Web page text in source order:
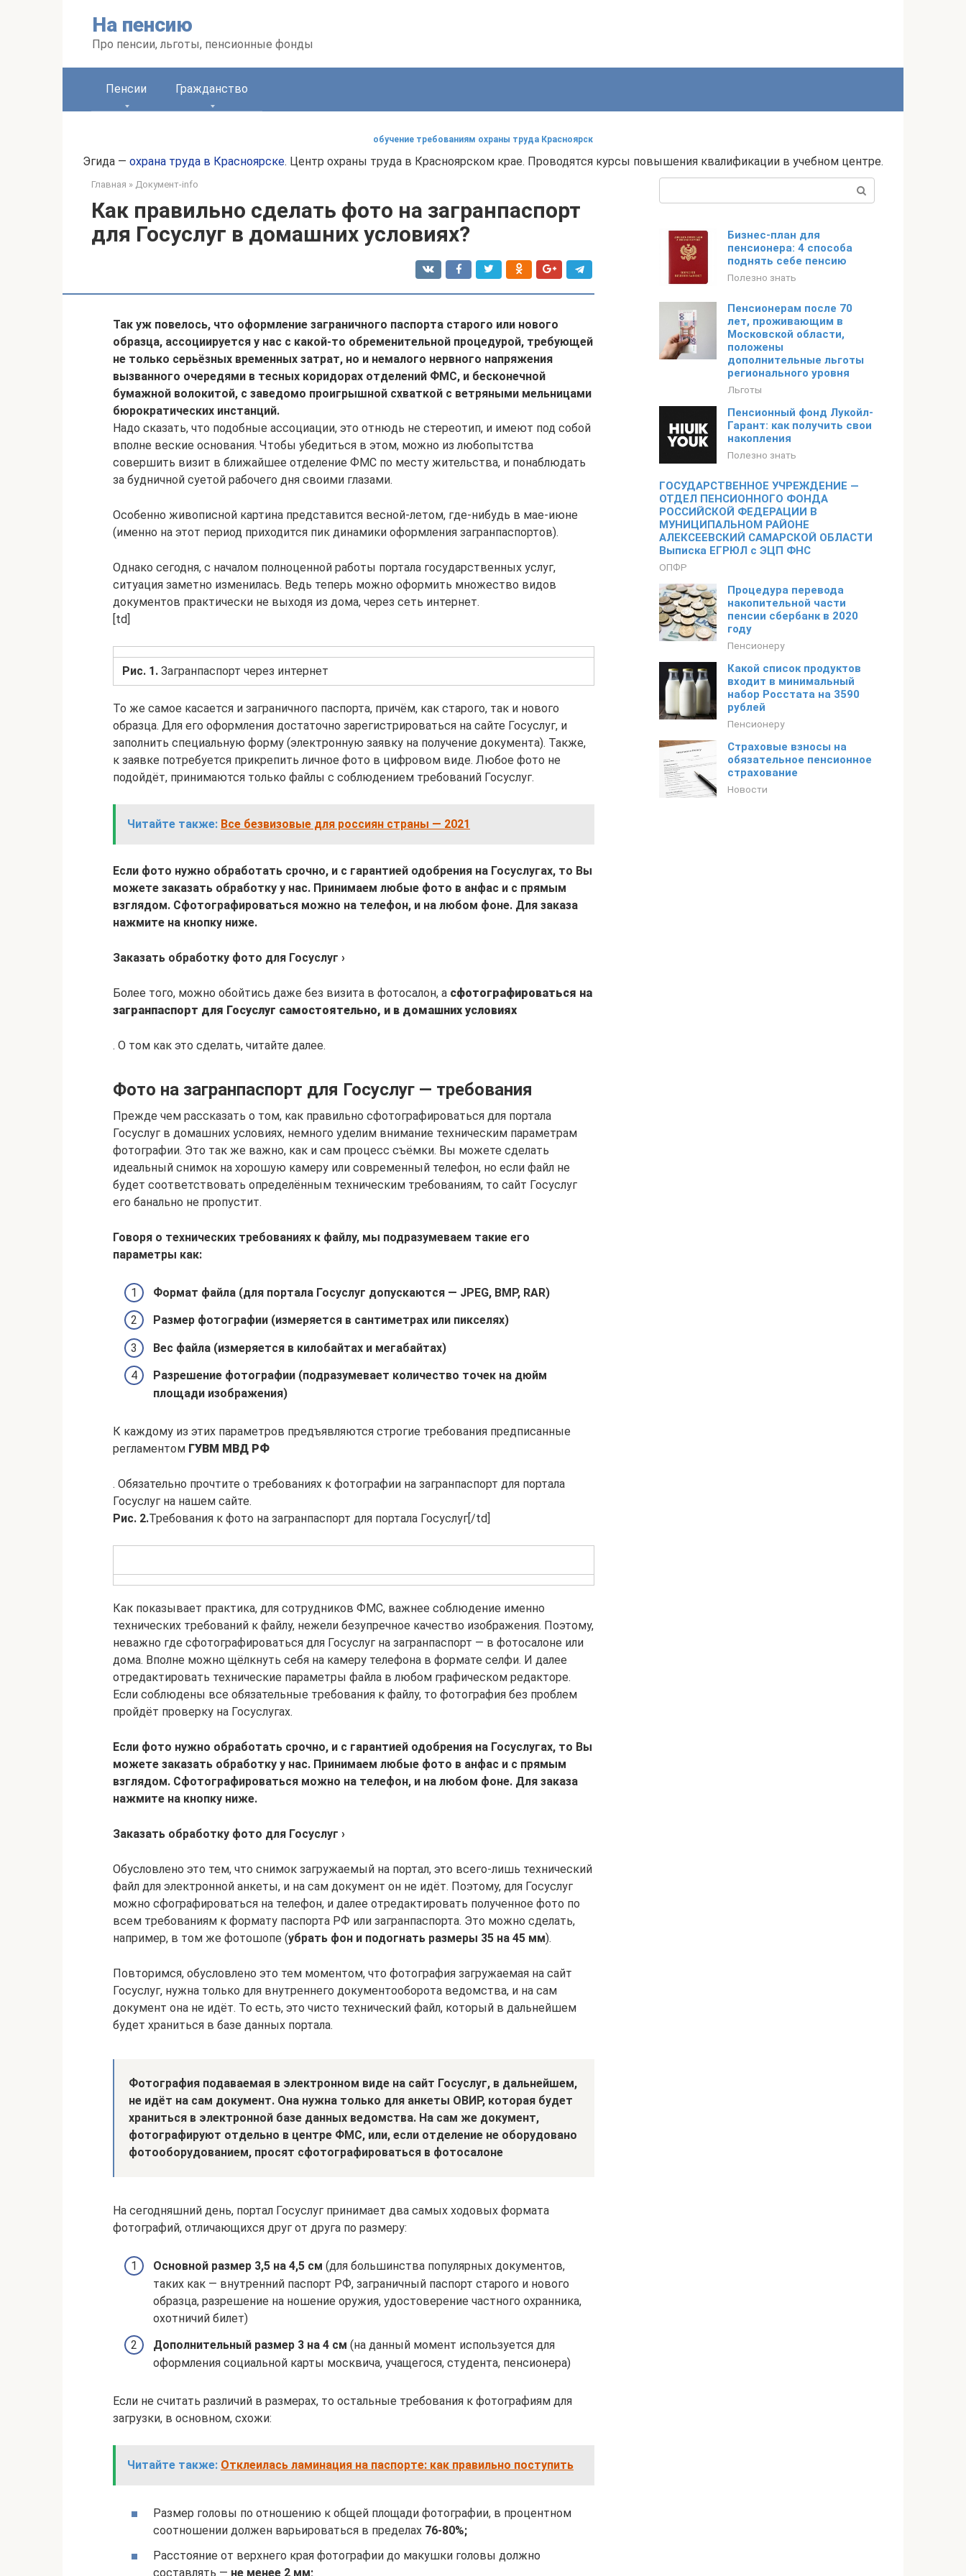
На пенсию
Про пенсии, льготы, пенсионные фонды
Пенсии Гражданство
обучение требованиям охраны труда Красноярск
Эгида — охрана труда в Красноярске. Центр охраны труда в Красноярском крае. Проводятся курсы повышения квалификации в учебном центре.
Главная » Документ-info
Как правильно сделать фото на загранпаспорт
для Госуслуг в домашних условиях?
Так уж повелось, что оформление заграничного паспорта старого или нового
образца, ассоциируется у нас с какой-то обременительной процедурой, требующей
не только серьёзных временных затрат, но и немалого нервного напряжения
вызванного очередями в тесных коридорах отделений ФМС, и бесконечной
бумажной волокитой, с заведомо проигрышной схваткой с ветряными мельницами
бюрократических инстанций.
Надо сказать, что подобные ассоциации, это отнюдь не стереотип, и имеют под собой
вполне веские основания. Чтобы убедиться в этом, можно из любопытства
совершить визит в ближайшее отделение ФМС по месту жительства, и понаблюдать
за будничной суетой рабочего дня своими глазами.
Особенно живописной картина представится весной-летом, где-нибудь в мае-июне
(именно на этот период приходится пик динамики оформления загранпаспортов).
Однако сегодня, с началом полноценной работы портала государственных услуг,
ситуация заметно изменилась. Ведь теперь можно оформить множество видов
документов практически не выходя из дома, через сеть интернет.
[td]
Рис. 1. Загранпаспорт через интернет
То же самое касается и заграничного паспорта, причём, как старого, так и нового
образца. Для его оформления достаточно зарегистрироваться на сайте Госуслуг, и
заполнить специальную форму (электронную заявку на получение документа). Также,
к заявке потребуется прикрепить личное фото в цифровом виде. Любое фото не
подойдёт, принимаются только файлы с соблюдением требований Госуслуг.
Читайте также: Все безвизовые для россиян страны — 2021
Если фото нужно обработать срочно, и с гарантией одобрения на Госуслугах, то Вы
можете заказать обработку у нас. Принимаем любые фото в анфас и с прямым
взглядом. Сфотографироваться можно на телефон, и на любом фоне. Для заказа
нажмите на кнопку ниже.
Заказать обработку фото для Госуслуг ›
Более того, можно обойтись даже без визита в фотосалон, а сфотографироваться на
загранпаспорт для Госуслуг самостоятельно, и в домашних условиях
. О том как это сделать, читайте далее.
Фото на загранпаспорт для Госуслуг — требования
Прежде чем рассказать о том, как правильно сфотографироваться для портала
Госуслуг в домашних условиях, немного уделим внимание техническим параметрам
фотографии. Это так же важно, как и сам процесс съёмки. Вы можете сделать
идеальный снимок на хорошую камеру или современный телефон, но если файл не
будет соответствовать определённым техническим требованиям, то сайт Госуслуг
его банально не пропустит.
Говоря о технических требованиях к файлу, мы подразумеваем такие его
параметры как:
Формат файла (для портала Госуслуг допускаются — JPEG, BMP, RAR)
Размер фотографии (измеряется в сантиметрах или пикселях)
Вес файла (измеряется в килобайтах и мегабайтах)
Разрешение фотографии (подразумевает количество точек на дюйм
площади изображения)
К каждому из этих параметров предъявляются строгие требования предписанные
регламентом ГУВМ МВД РФ
. Обязательно прочтите о требованиях к фотографии на загранпаспорт для портала
Госуслуг на нашем сайте.
Рис. 2.Требования к фото на загранпаспорт для портала Госуслуг[/td]
Как показывает практика, для сотрудников ФМС, важнее соблюдение именно
технических требований к файлу, нежели безупречное качество изображения. Поэтому,
неважно где сфотографироваться для Госуслуг на загранпаспорт — в фотосалоне или
дома. Вполне можно щёлкнуть себя на камеру телефона в формате селфи. И далее
отредактировать технические параметры файла в любом графическом редакторе.
Если соблюдены все обязательные требования к файлу, то фотография без проблем
пройдёт проверку на Госуслугах.
Если фото нужно обработать срочно, и с гарантией одобрения на Госуслугах, то Вы
можете заказать обработку у нас. Принимаем любые фото в анфас и с прямым
взглядом. Сфотографироваться можно на телефон, и на любом фоне. Для заказа
нажмите на кнопку ниже.
Заказать обработку фото для Госуслуг ›
Обусловлено это тем, что снимок загружаемый на портал, это всего-лишь технический
файл для электронной анкеты, и на сам документ он не идёт. Поэтому, для Госуслуг
можно сфографироваться на телефон, и далее отредактировать полученное фото по
всем требованиям к формату паспорта РФ или загранпаспорта. Это можно сделать,
например, в том же фотошопе (убрать фон и подогнать размеры 35 на 45 мм).
Повторимся, обусловлено это тем моментом, что фотография загружаемая на сайт
Госуслуг, нужна только для внутреннего документооборота ведомства, и на сам
документ она не идёт. То есть, это чисто технический файл, который в дальнейшем
будет храниться в базе данных портала.
Фотография подаваемая в электронном виде на сайт Госуслуг, в дальнейшем,
не идёт на сам документ. Она нужна только для анкеты ОВИР, которая будет
храниться в электронной базе данных ведомства. На сам же документ,
фотографируют отдельно в центре ФМС, или, если отделение не оборудовано
фотооборудованием, просят сфотографироваться в фотосалоне
На сегодняшний день, портал Госуслуг принимает два самых ходовых формата
фотографий, отличающихся друг от друга по размеру:
Основной размер 3,5 на 4,5 см (для большинства популярных документов,
таких как — внутренний паспорт РФ, заграничный паспорт старого и нового
образца, разрешение на ношение оружия, удостоверение частного охранника,
охотничий билет)
Дополнительный размер 3 на 4 см (на данный момент используется для
оформления социальной карты москвича, учащегося, студента, пенсионера)
Если не считать различий в размерах, то остальные требования к фотографиям для
загрузки, в основном, схожи:
Читайте также: Отклеилась ламинация на паспорте: как правильно поступить
Размер головы по отношению к общей площади фотографии, в процентном
соотношении должен варьироваться в пределах 76-80%;
Расстояние от верхнего края фотографии до макушки головы должно
составлять — не менее 2 мм;
Бизнес-план для
пенсионера: 4 способа
поднять себе пенсию
Полезно знать
Пенсионерам после 70
лет, проживающим в
Московской области,
положены
дополнительные льготы
регионального уровня
Льготы
Пенсионный фонд Лукойл-
Гарант: как получить свои
накопления
Полезно знать
ГОСУДАРСТВЕННОЕ УЧРЕЖДЕНИЕ —
ОТДЕЛ ПЕНСИОННОГО ФОНДА
РОССИЙСКОЙ ФЕДЕРАЦИИ В
МУНИЦИПАЛЬНОМ РАЙОНЕ
АЛЕКСЕЕВСКИЙ САМАРСКОЙ ОБЛАСТИ
Выписка ЕГРЮЛ с ЭЦП ФНС
ОПФР
Процедура перевода
накопительной части
пенсии сбербанк в 2020
году
Пенсионеру
Какой список продуктов
входит в минимальный
набор Росстата на 3590
рублей
Пенсионеру
Страховые взносы на
обязательное пенсионное
страхование
Новости